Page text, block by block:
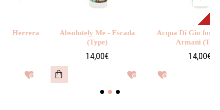
Absolutely Me - Escada
(Type)
14,00€
Acqua Di Gio for
Armani (Type)
14,00€